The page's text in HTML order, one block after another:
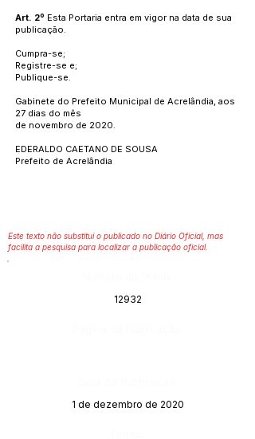
Art. 2º Esta Portaria entra em vigor na data de sua
publicação.
Cumpra-se;
Registre-se e;
Publique-se.
Gabinete do Prefeito Municipal de Acrelândia, aos
27 dias do mês
de novembro de 2020.
EDERALDO CAETANO DE SOUSA
Prefeito de Acrelândia
Este texto não substitui o publicado no Diário Oficial, mas
facilita a pesquisa para localizar a publicação oficial.
12932
1 de dezembro de 2020